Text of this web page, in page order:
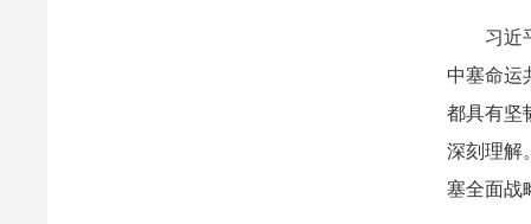
习近
中塞命运
都具有坚
深刻理解
塞全面战